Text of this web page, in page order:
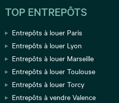
TOP ENTREPÔTS
Entrepôts à louer Paris
Entrepôts à louer Lyon
Entrepôts à louer Marseille
Entrepôts à louer Toulouse
Entrepôts à louer Torcy
Entrepôts à vendre Valence